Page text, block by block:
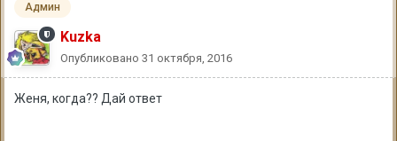
Админ
Kuzka
Опубликовано 31 октября, 2016
Женя, когда?? Дай ответ